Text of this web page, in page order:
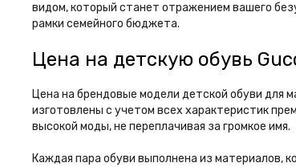
видом, который станет отражением вашего
рамки семейного бюджета.
Цена на детскую обувь
Цена на брендовые модели детской обуви для
изготовлены с учетом всех характеристик
высокой моды, не переплачивая за громкое имя.
Каждая пара обуви выполнена из материалов,